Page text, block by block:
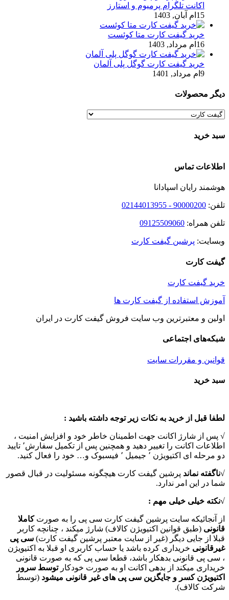
اکانت تلگرام پرمیوم و استارز
15ام آبان, 1403
خرید گیفت کارت متا کوئست
16ام مرداد, 1403
خرید گیفت کارت گوگل پلی آلمان
9ام مرداد, 1401
دیگر محصولات
سبد خرید
اطلاعات تماس
هوشمند رایان اسپادانا
تلفن: 90000200 - 02144013955
تلفن همراه: 09125509060
وبسایت: پرشین گیفت کارت
گیفت کارت
خرید گیفت کارت
آموزش استفاده از گیفت کارت ها
اولین و معتبرترین وب سایت فروش گیفت کارت در ایران
شبکه‌های اجتماعی
قوانین و مقررات سایت
Toggle
سبد خرید
لطفا قبل از خرید به نکات زیر توجه داشته باشید :
√ پس از شارژ اکانت جهت اطمینان خاطر خود و افزایش امنیت ،
اطلاعات اکانت را تغییر دهید و همچنین پس از تکمیل سفارش٬ تایید
دو مرحله ای اکتیویژن ٬ جیمیل ٬ فیسبوک و… خود را فعال کنید.
√ناگفته نماند پرشین گیفت کارت هیچگونه مسئولیت در قبال قصور
شما در این امر ندارد.
√نکته خیلی خیلی مهم :
از آنجائیکه سایت پرشین گیفت کارت سی پی را به صورتکاملا
قانونی (طبق قوانین اکتیویژن کالاف) شارژ میکند ، چنانچه کاربر
قبلا از جایی دیگر (غیر از سایت معتبر پرشین گیفت کارت) سی پی
غیرقانونی خریداری کرده باشد یا حساب کاربری او قبلا به اکتیویژن
، سی پی قانونی بدهکار باشد، قطعا سی پی که به صورت قانونی
خریداری میکند از بدهی اکانت او به صورت خودکارتوسط سرور
اکتیویژن کسر و جایگزین سی پی های غیر قانونی میشود (توسط
شرکت کالاف).